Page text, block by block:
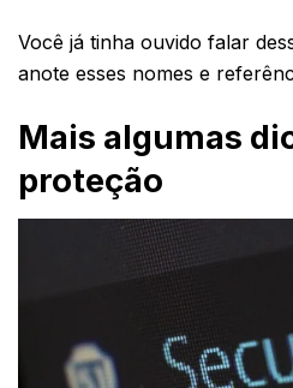
Você já tinha ouvido falar
anote esses nomes e
Mais algumas
proteção